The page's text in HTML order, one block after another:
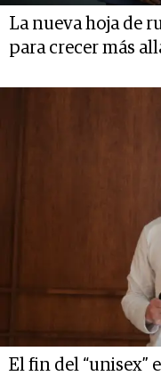
La nueva hoja de
para crecer más
El fin del “unisex”